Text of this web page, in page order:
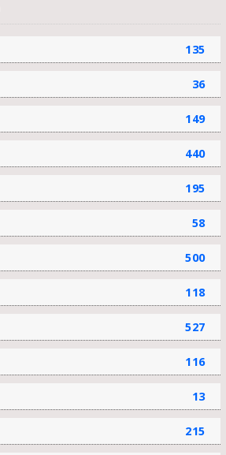
135
36
149
440
195
58
500
118
527
116
13
215